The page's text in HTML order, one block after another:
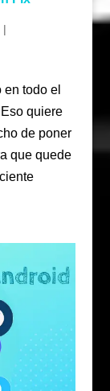
|
todo el
quiere
de poner
que quede